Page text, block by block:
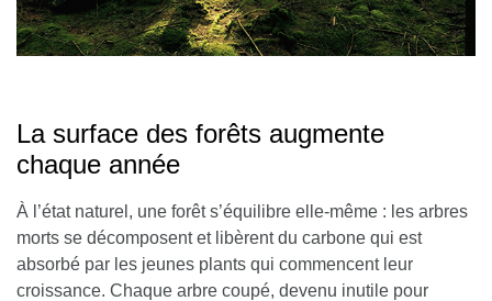
La surface des forêts augmente
chaque année
À l’état naturel, une forêt s’équilibre elle-même : les arbres
morts se décomposent et libèrent du carbone qui est
absorbé par les jeunes plants qui commencent leur
croissance. Chaque arbre coupé, devenu inutile pour